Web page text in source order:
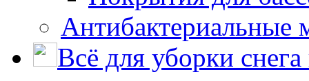
Антибактериальные
Всё для уборки